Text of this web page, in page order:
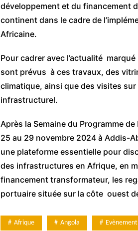
développement et du financement
continent dans le cadre de
Africaine.
Pour cadrer avec l’actualité
sont prévus à ces travaux, des
climatique, ainsi que des visites
infrastructurel.
Après la Semaine du Programme
25 au 29 novembre 2024 à Addis-
une plateforme essentielle pour
des infrastructures en Afrique, en
financement transformateur, les
portuaire située sur la côte ouest
Afrique Angola Evènement